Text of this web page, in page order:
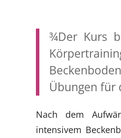
¾Der Kurs
Übungen für
Nach dem
intensivem